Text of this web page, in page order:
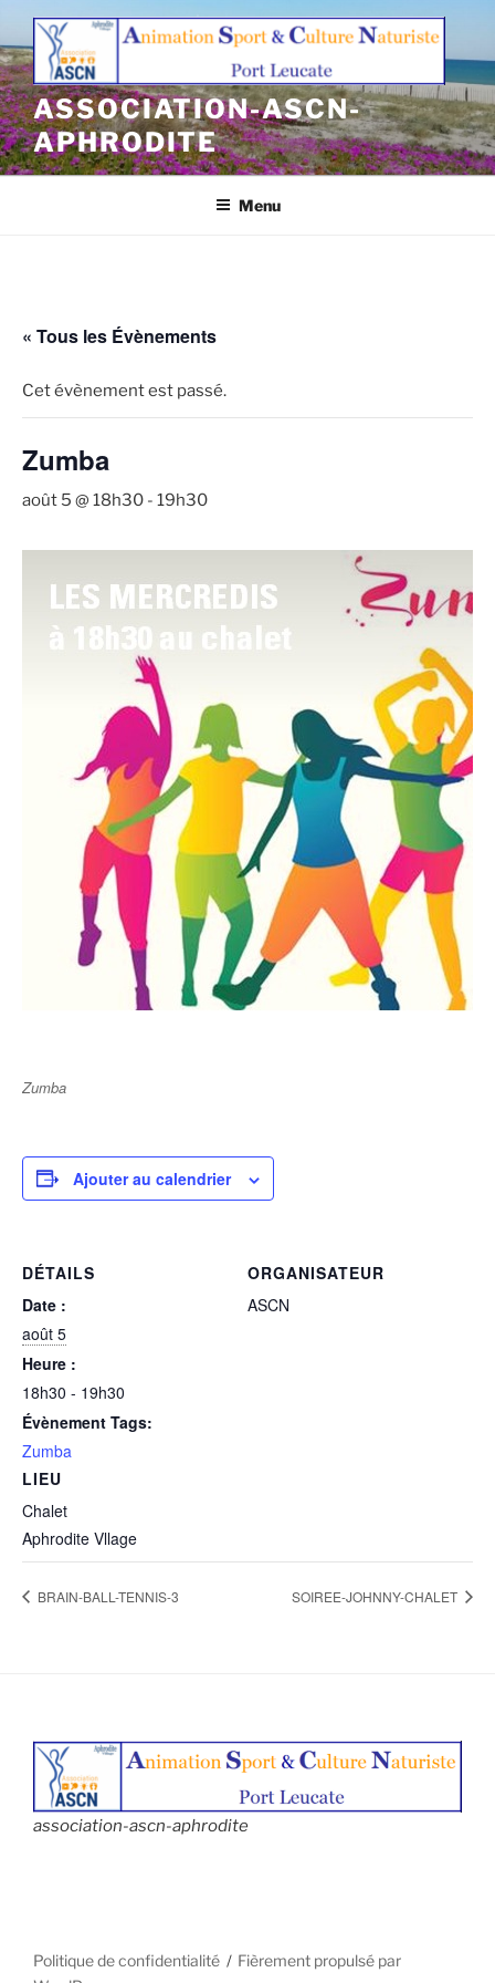
Aller
contenu
principal
ASSOCIATION-ASCN-
APHRODITE
Menu
« Tous les Évènements
Cet évènement est passé.
Zumba
août 5 @ 18h30 - 19h30
Zumba
Ajouter au calendrier
DÉTAILS
Date :
août 5
Heure :
18h30 - 19h30
Évènement Tags:
Zumba
LIEU
Chalet
Aphrodite Vllage
ORGANISATEUR
ASCN
BRAIN-BALL-TENNIS-3 SOIREE-JOHNNY-CHALET
association-ascn-aphrodite
Politique de confidentialité
Fièrement propulsé par